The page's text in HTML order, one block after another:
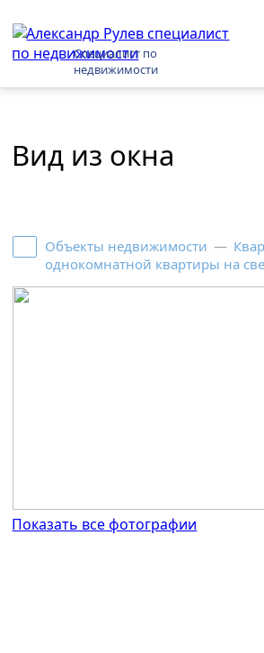
Специалист по
недвижимости
Вид из окна
Объекты недвижимости —
однокомнатной квартиры на
Показать все фотографии